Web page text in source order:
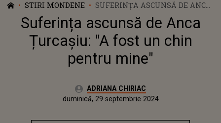
STIRI MONDENE
SUFERINȚA ASCUNSĂ DE ANCA
ȚURCAȘIU: "A FOST UN CHIN
PENTRU MINE"
Suferința ascunsă de Anca
Țurcașiu: "A fost un chin
pentru mine"
Autor:ADRIANA CHIRIAC
Publicat:
duminică, 29 septembrie 2024